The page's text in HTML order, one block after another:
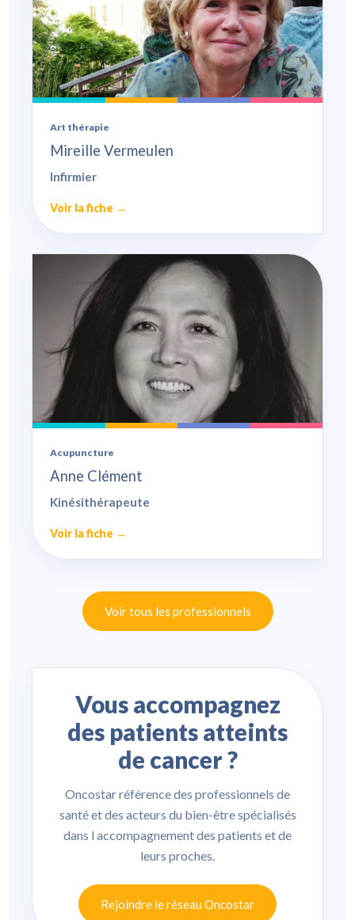
Art thérapie
Mireille Vermeulen
Infirmier
Voir la fiche →
Acupuncture
Anne Clément
Kinésithérapeute
Voir la fiche →
Voir tous les professionnels
Vous accompagnez
des patients atteints
de cancer ?
Oncostar référence des professionnels de
santé et des acteurs du bien-être spécialisés
dans l accompagnement des patients et de
leurs proches.
Rejoindre le réseau Oncostar